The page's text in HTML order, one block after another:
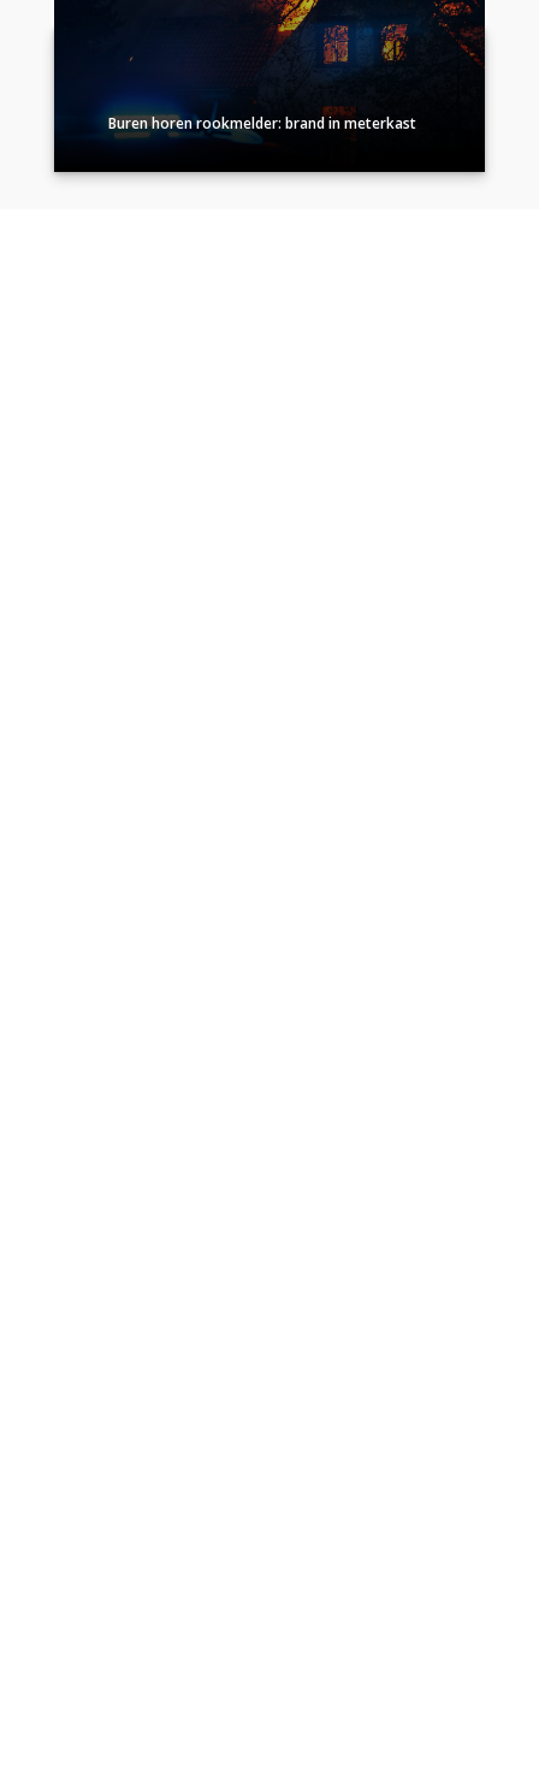
Buren horen rookmelder: brand in meterkast